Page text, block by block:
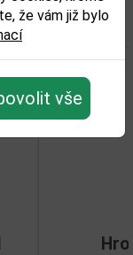
že vám již bylo
vše
mošt